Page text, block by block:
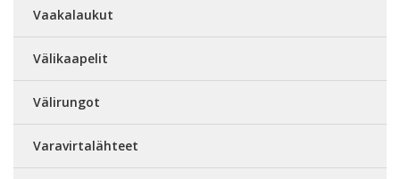
Vaakalaukut
Välikaapelit
Välirungot
Varavirtalähteet